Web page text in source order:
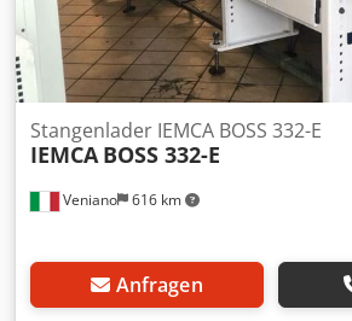
Veniano 616 km
Stangenlader IEMCA BOSS 332-E
IEMCA BOSS 332-E
Anfragen